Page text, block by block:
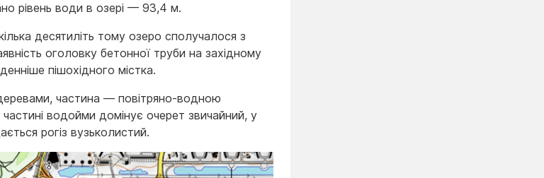
рівень води в озері — 93,4 м.
десятиліть тому озеро сполучалося з
оголовку бетонної труби на західному
пішохідного містка.
частина — повітряно-водною
частині водойми домінує очерет звичайний, у
рогіз вузьколистий.